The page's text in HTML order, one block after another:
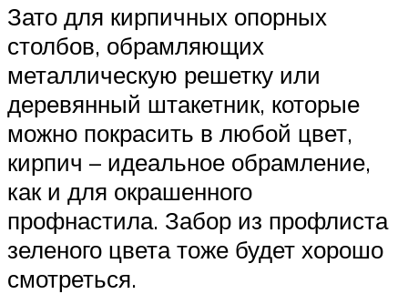
Зато для кирпичных опорных
столбов, обрамляющих
металлическую решетку или
деревянный штакетник, которые
можно покрасить в любой цвет,
кирпич – идеальное обрамление,
как и для окрашенного
профнастила. Забор из профлиста
зеленого цвета тоже будет хорошо
смотреться.